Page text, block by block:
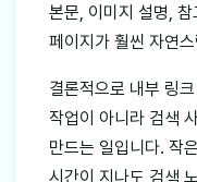
본문, 이미지 설명,
페이지가 훨씬 자연
결론적으로 내부 링
작업이 아니라 검색
만드는 일입니다. 작
시간이 지나도 검색